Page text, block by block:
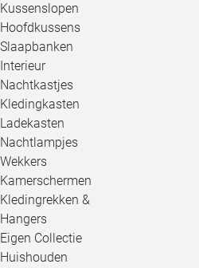
Kussenslopen
Hoofdkussens
Slaapbanken
Interieur
Nachtkastjes
Kledingkasten
Ladekasten
Nachtlampjes
Wekkers
Kamerschermen
Kledingrekken &
Hangers
Eigen Collectie
Huishouden